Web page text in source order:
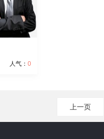
人气： 0
上一页